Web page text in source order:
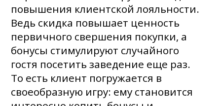
повышения клиентской лояльности.
Ведь скидка повышает ценность
первичного свершения покупки, а
бонусы стимулируют случайного
гостя посетить заведение еще раз.
То есть клиент погружается в
своеобразную игру: ему становится